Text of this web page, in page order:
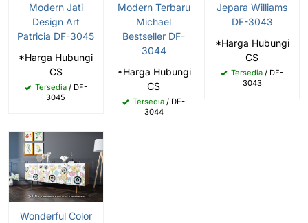
Modern Jati
Design Art
Patricia DF-3045
*Harga Hubungi
CS
Tersedia/ DF-
3045
Modern Terbaru
Michael
Bestseller DF-
3044
*Harga Hubungi
CS
Tersedia / DF-
3044
Jepara Williams
DF-3043
*Harga Hubungi
CS
Tersedia / DF-
3043
Wonderful Color